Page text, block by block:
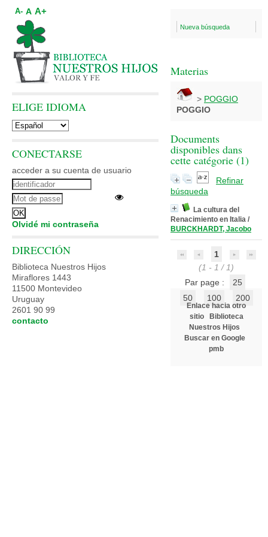
Nueva búsqueda
Materias
> POGGIO
POGGIO
Documents
disponibles dans
cette catégorie (1)
Refinar
búsqueda
La cultura del
Renacimiento en Italia /
BURCKHARDT, Jacobo
1
(1 - 1 / 1)
Par page :
25
50
100 200
Enlace hacia otro
sitio
Biblioteca
Nuestros Hijos
Buscar en Google
pmb
A- A A+
ELIGE IDIOMA
CONECTARSE
acceder a su cuenta de usuario
Olvidé mi contraseña
DIRECCIÓN
Biblioteca Nuestros Hijos
Miraflores 1443
11500 Montevideo
Uruguay
2601 90 99
contacto